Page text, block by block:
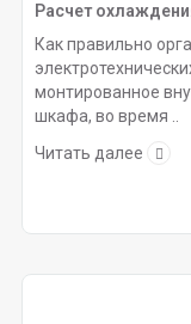
Расчет
Как правильно
монтированное
шкафа, во время ..
Читать далее